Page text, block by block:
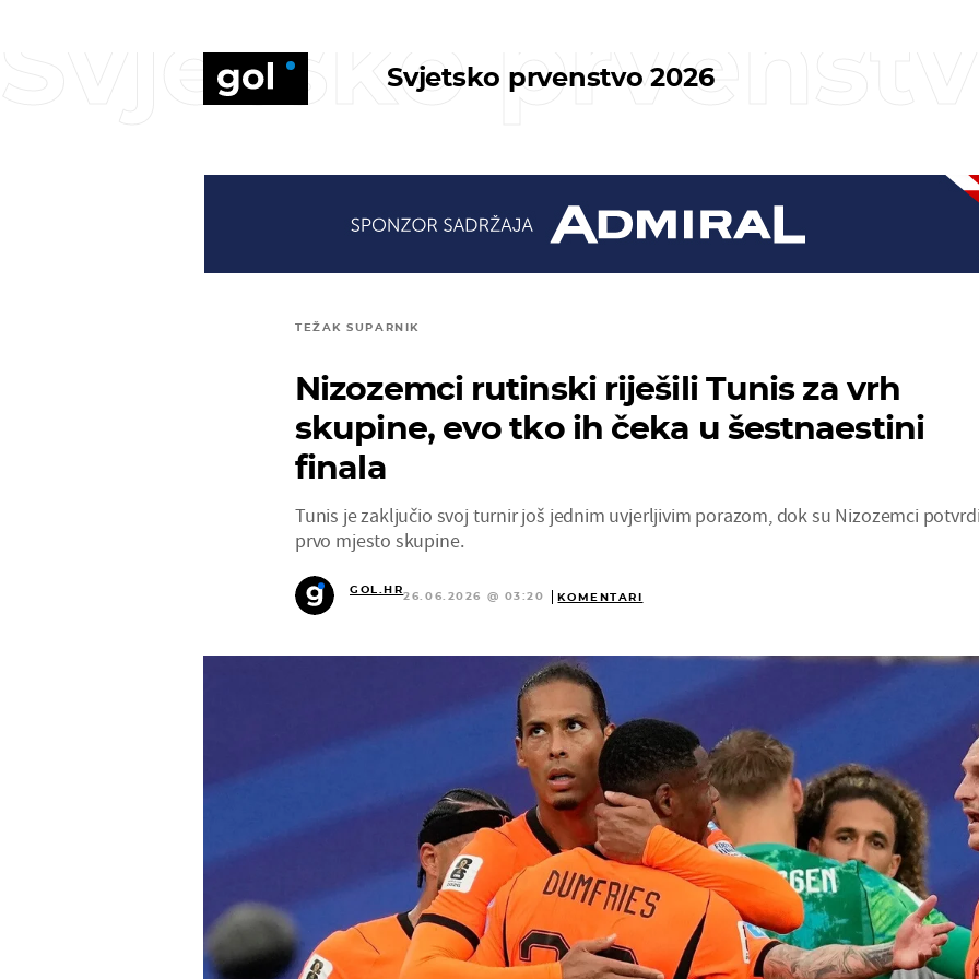
Svjetsko prvenstvo 2026
Svjetsko
TEŽAK SUPARNIK
Nizozemci rutinski riješili Tunis za vrh
skupine, evo tko ih čeka u šestnaestini
finala
Tunis je zaključio svoj turnir još jednim uvjerljivim porazom, dok su Nizozemci
prvo mjesto skupine.
GOL.HR
26.06.2026 @ 03:20 KOMENTARI